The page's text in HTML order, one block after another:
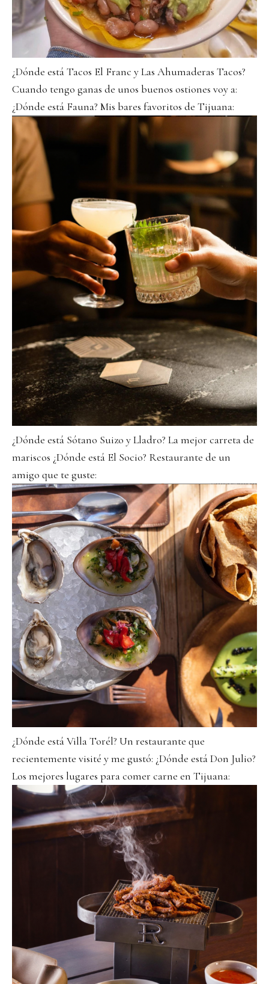
¿Dónde está Tacos El Franc y Las Ahumaderas Tacos?
Cuando tengo ganas de unos buenos ostiones voy a:
¿Dónde está Fauna? Mis bares favoritos de Tijuana:
¿Dónde está Sótano Suizo y Lladro? La mejor carreta de
mariscos ¿Dónde está El Socio? Restaurante de un
amigo que te guste:
¿Dónde está Villa Torél? Un restaurante que
recientemente visité y me gustó: ¿Dónde está Don Julio?
Los mejores lugares para comer carne en Tijuana: